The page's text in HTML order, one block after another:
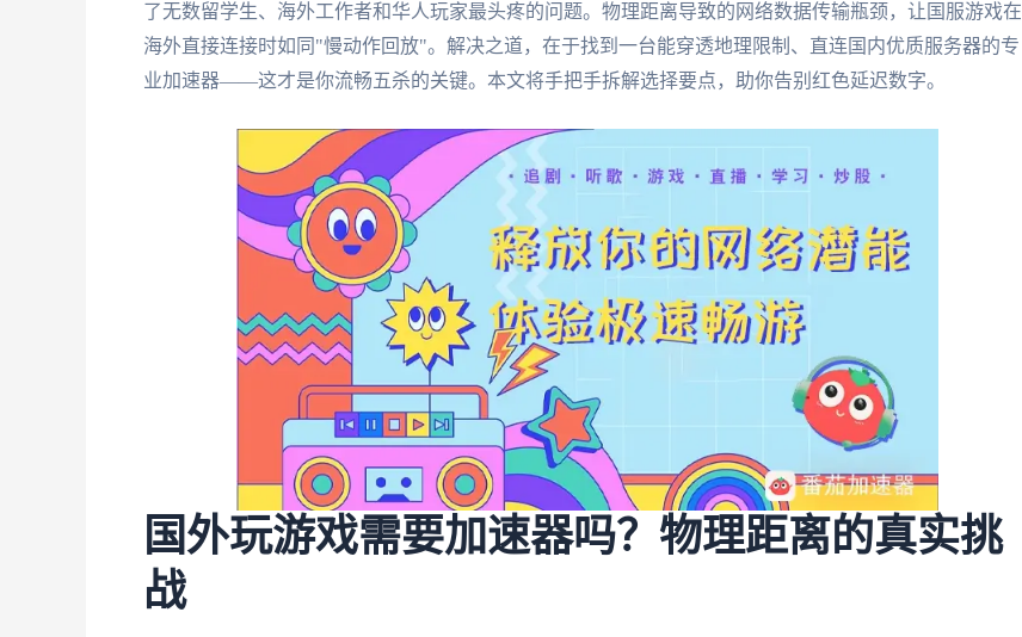
了无数留学生、海外工作者和华人玩家最头疼的问题。物理距离导致的网络数据传输瓶颈，让国服游戏在
海外直接连接时如同"慢动作回放"。解决之道，在于找到一台能穿透地理限制、直连国内优质服务器的专
业加速器——这才是你流畅五杀的关键。本文将手把手拆解选择要点，助你告别红色延迟数字。
国外玩游戏需要加速器吗？物理距离的真实挑
战